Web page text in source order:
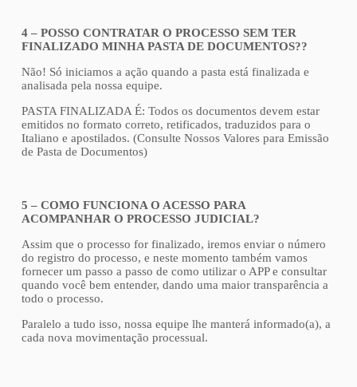
4 – POSSO CONTRATAR O PROCESSO SEM TER
FINALIZADO MINHA PASTA DE DOCUMENTOS??
Não! Só iniciamos a ação quando a pasta está finalizada e
analisada pela nossa equipe.
PASTA FINALIZADA É: Todos os documentos devem estar
emitidos no formato correto, retificados, traduzidos para o
Italiano e apostilados. (Consulte Nossos Valores para Emissão
de Pasta de Documentos)
5 – COMO FUNCIONA O ACESSO PARA
ACOMPANHAR O PROCESSO JUDICIAL?
Assim que o processo for finalizado, iremos enviar o número
do registro do processo, e neste momento também vamos
fornecer um passo a passo de como utilizar o APP e consultar
quando você bem entender, dando uma maior transparência a
todo o processo.
Paralelo a tudo isso, nossa equipe lhe manterá informado(a), a
cada nova movimentação processual.